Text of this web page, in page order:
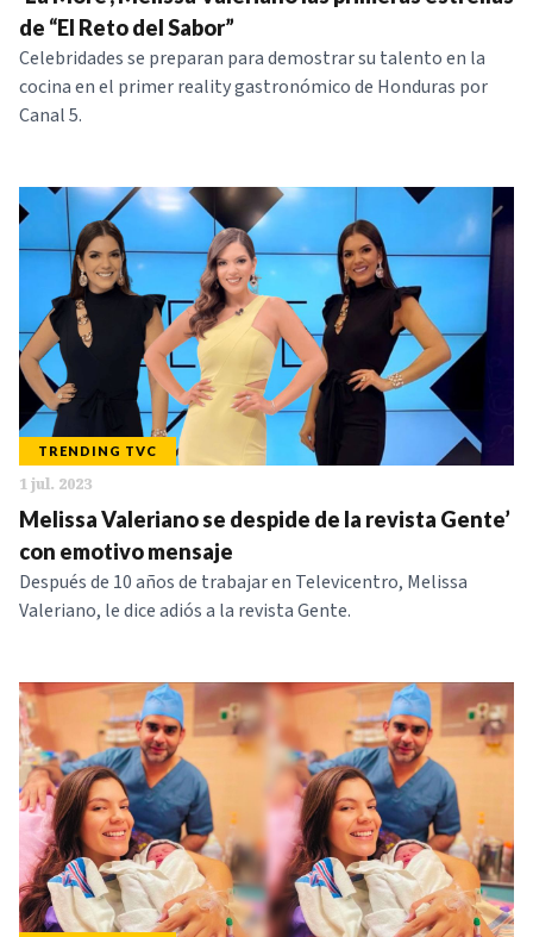
NOTICIAS
SERIES
de “El Reto del Sabor”
Celebridades se preparan para demostrar su talento en la
cocina en el primer reality gastronómico de Honduras por
Canal 5.
TRENDING TVC
1 jul. 2023
Melissa Valeriano se despide de la revista Gente’
con emotivo mensaje
Después de 10 años de trabajar en Televicentro, Melissa
Valeriano, le dice adiós a la revista Gente.